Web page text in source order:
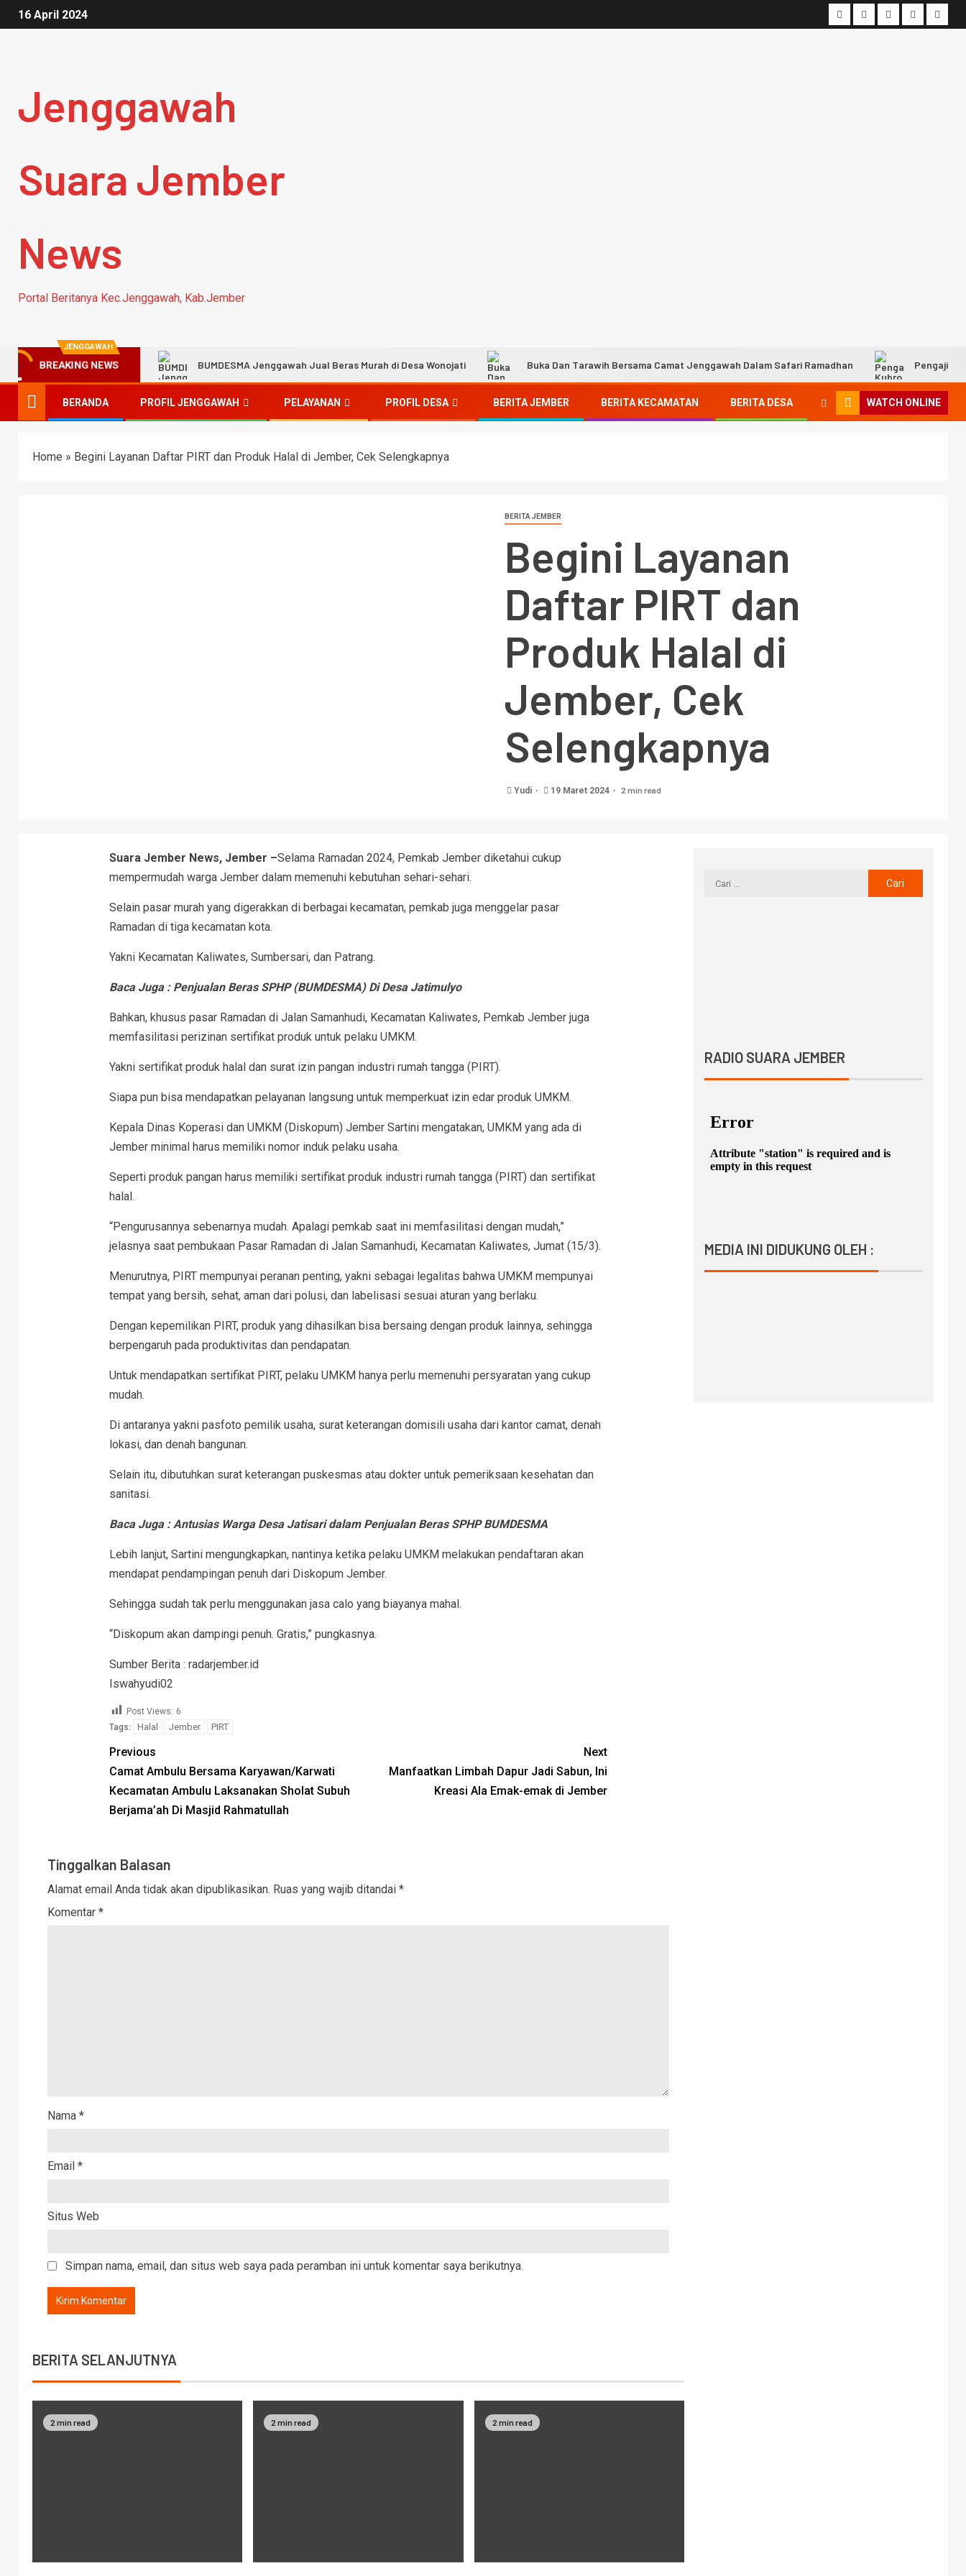
16 April 2024
Jenggawah
Suara Jember
News
Portal Beritanya Kec.Jenggawah, Kab.Jember
JENGGAWAH
BREAKING NEWS BUMDESMA Jenggawah Jual Beras Murah di Desa Wonojati Buka Dan Tarawih Bersama Camat Jenggawah Dalam Safari Ramadhan Pengajian
BERANDA PROFIL JENGGAWAH PELAYANAN PROFIL DESA BERITA JEMBER BERITA KECAMATAN BERITA DESA WATCH ONLINE
Home » Begini Layanan Daftar PIRT dan Produk Halal di Jember, Cek Selengkapnya
BERITA JEMBER
Begini Layanan
Daftar PIRT dan
Produk Halal di
Jember, Cek
Selengkapnya
Yudi 19 Maret 2024 2 min read
Suara Jember News, Jember –Selama Ramadan 2024, Pemkab Jember diketahui cukup
mempermudah warga Jember dalam memenuhi kebutuhan sehari-sehari.
Selain pasar murah yang digerakkan di berbagai kecamatan, pemkab juga menggelar pasar
Ramadan di tiga kecamatan kota.
Yakni Kecamatan Kaliwates, Sumbersari, dan Patrang.
Baca Juga : Penjualan Beras SPHP (BUMDESMA) Di Desa Jatimulyo
Bahkan, khusus pasar Ramadan di Jalan Samanhudi, Kecamatan Kaliwates, Pemkab Jember juga
memfasilitasi perizinan sertifikat produk untuk pelaku UMKM.
Yakni sertifikat produk halal dan surat izin pangan industri rumah tangga (PIRT).
Siapa pun bisa mendapatkan pelayanan langsung untuk memperkuat izin edar produk UMKM.
Kepala Dinas Koperasi dan UMKM (Diskopum) Jember Sartini mengatakan, UMKM yang ada di
Jember minimal harus memiliki nomor induk pelaku usaha.
Seperti produk pangan harus memiliki sertifikat produk industri rumah tangga (PIRT) dan sertifikat
halal.
“Pengurusannya sebenarnya mudah. Apalagi pemkab saat ini memfasilitasi dengan mudah,”
jelasnya saat pembukaan Pasar Ramadan di Jalan Samanhudi, Kecamatan Kaliwates, Jumat (15/3).
Menurutnya, PIRT mempunyai peranan penting, yakni sebagai legalitas bahwa UMKM mempunyai
tempat yang bersih, sehat, aman dari polusi, dan labelisasi sesuai aturan yang berlaku.
Dengan kepemilikan PIRT, produk yang dihasilkan bisa bersaing dengan produk lainnya, sehingga
berpengaruh pada produktivitas dan pendapatan.
Untuk mendapatkan sertifikat PIRT, pelaku UMKM hanya perlu memenuhi persyaratan yang cukup
mudah.
Di antaranya yakni pasfoto pemilik usaha, surat keterangan domisili usaha dari kantor camat, denah
lokasi, dan denah bangunan.
Selain itu, dibutuhkan surat keterangan puskesmas atau dokter untuk pemeriksaan kesehatan dan
sanitasi.
Baca Juga :Antusias Warga Desa Jatisari dalam Penjualan Beras SPHP BUMDESMA
Lebih lanjut, Sartini mengungkapkan, nantinya ketika pelaku UMKM melakukan pendaftaran akan
mendapat pendampingan penuh dari Diskopum Jember.
Sehingga sudah tak perlu menggunakan jasa calo yang biayanya mahal.
“Diskopum akan dampingi penuh. Gratis,” pungkasnya.
Sumber Berita : radarjember.id
Iswahyudi02
Post Views: 6
Tags:
Halal Jember PIRT
Previous
Camat Ambulu Bersama Karyawan/Karwati
Kecamatan Ambulu Laksanakan Sholat Subuh
Berjama’ah Di Masjid Rahmatullah
Next
Manfaatkan Limbah Dapur Jadi Sabun, Ini
Kreasi Ala Emak-emak di Jember
Tinggalkan Balasan
Alamat email Anda tidak akan dipublikasikan. Ruas yang wajib ditandai *
Komentar *
Nama *
Email *
Situs Web
Simpan nama, email, dan situs web saya pada peramban ini untuk komentar saya berikutnya.
BERITA SELANJUTNYA
2 min read 2 min read 2 min read
RADIO SUARA JEMBER
MEDIA INI DIDUKUNG OLEH :